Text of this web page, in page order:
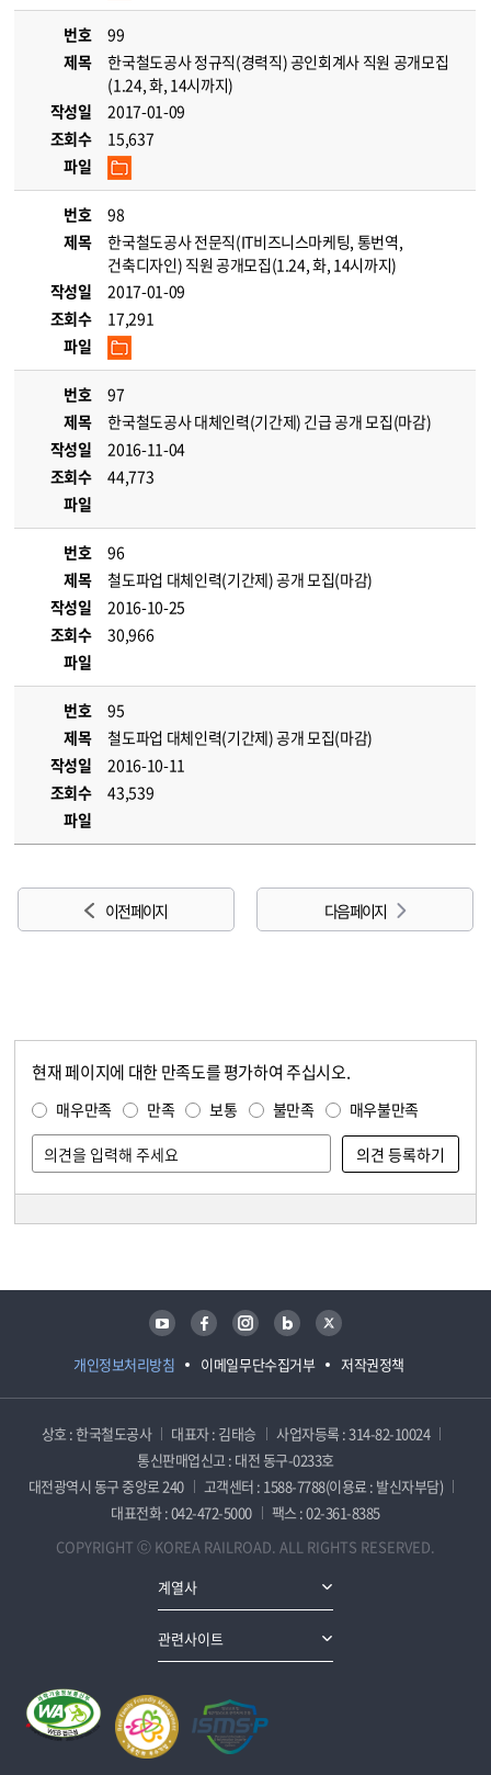
번호
99
제목
한국철도공사 정규직(경력직) 공인회계사 직원 공개모집
(1.24, 화, 14시까지)
작성일
2017-01-09
조회수
15,637
파일
번호
98
제목
한국철도공사 전문직(IT비즈니스마케팅, 통번역,
건축디자인) 직원 공개모집(1.24, 화, 14시까지)
작성일
2017-01-09
조회수
17,291
파일
번호
97
제목
한국철도공사 대체인력(기간제) 긴급 공개 모집(마감)
작성일
2016-11-04
조회수
44,773
파일
번호
96
제목
철도파업 대체인력(기간제) 공개 모집(마감)
작성일
2016-10-25
조회수
30,966
파일
번호
95
제목
철도파업 대체인력(기간제) 공개 모집(마감)
작성일
2016-10-11
조회수
43,539
파일
이전 페이지 다음 페이지
현재 페이지에 대한 만족도를 평가하여 주십시오.
매우만족 만족 보통 불만족 매우불만족
개인정보처리방침 이메일무단수집거부 저작권정책
유튜브 페이스북 인스타그램 블로그 트위터
상호 : 한국철도공사 대표자 : 김태승
사업자등록 : 314-82-10024
통신판매업신고 : 대전 동구-0233호
대전광역시 동구 중앙로 240
고객센터 : 1588-7788(이용료 : 발신자부담)
대표전화 : 042-472-5000
팩스 : 02-361-8385
COPYRIGHT ⓒ KOREA RAILROAD. ALL RIGHTS RESERVED.
계열사
관련사이트